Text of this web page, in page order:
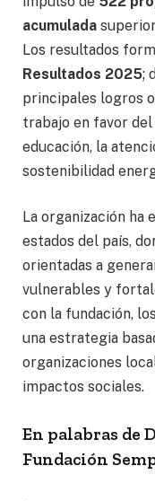
acumulada
Los resultados
Resultados 2025;
principales logros
trabajo en favor
educación, la
sostenibilidad
La organización ha
estados del país,
orientadas a
vulnerables y
con la fundación,
una estrategia
organizaciones
impactos sociales.
En palabras de
Fundación